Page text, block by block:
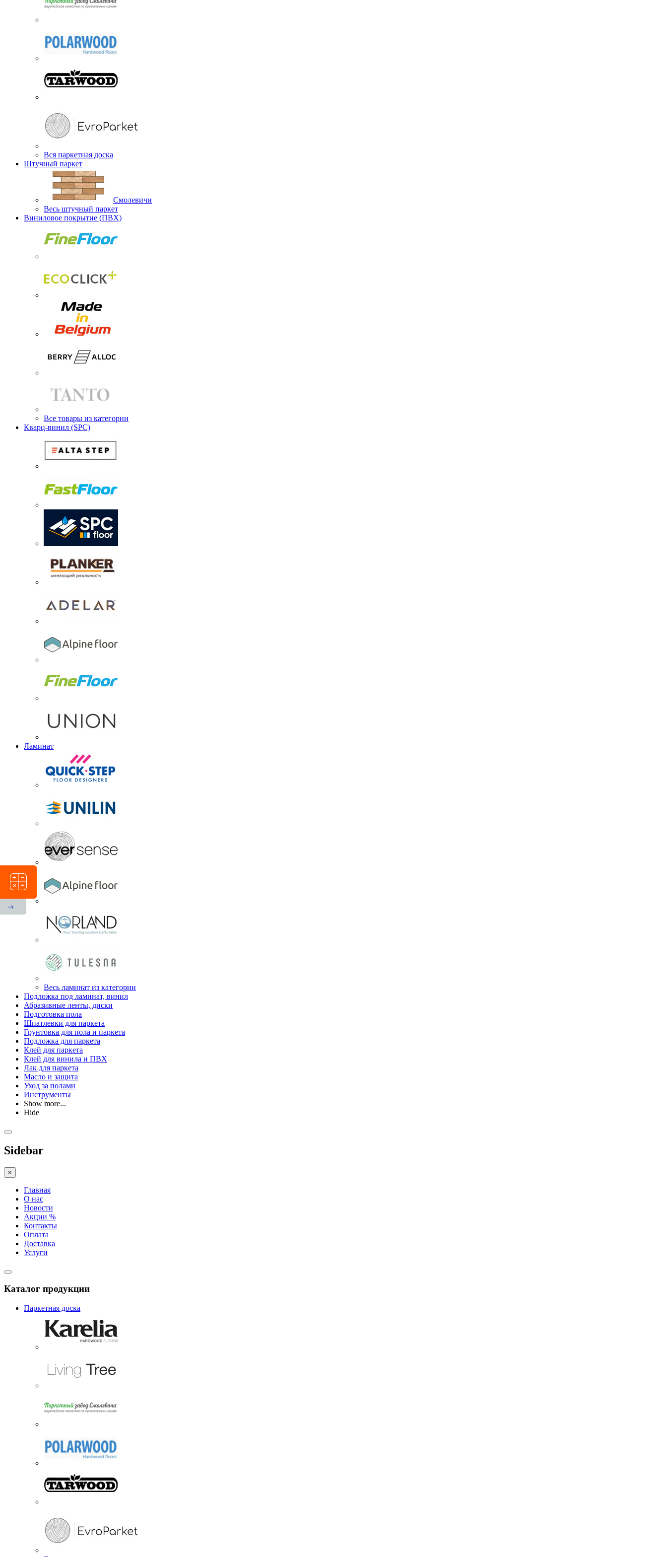
Вся паркетная доска
Штучный паркет
Смолевичи
Весь штучный паркет
Виниловое покрытие (ПВХ)
Все товары из категории
Кварц-винил (SPC)
Ламинат
Весь ламинат из категории
Подложка под ламинат, винил
Абразивные ленты, диски
Подготовка пола
Шпатлевки для паркета
Грунтовка для пола и паркета
Подложка для паркета
Клей для паркета
Клей для винила и ПВХ
Лак для паркета
Масло и защита
Уход за полами
Инструменты
Show more...
Hide
Sidebar
×
Главная
О нас
Новости
Акции %
Контакты
Оплата
Доставка
Услуги
Каталог продукции
Паркетная доска